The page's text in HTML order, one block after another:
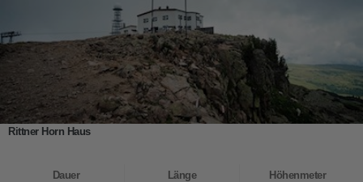
Rittner Horn Haus
Dauer Länge Höhenmeter